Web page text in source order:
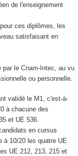
de l'enseignement
ces diplômes, les
satisfaisant en
par le Cnam-Intec, au vu
ou personnelle.
validé le M1, c'est-à-
à chacune des
et UE 536.
en cursus
à 10/20 les quatre UE
UE 212, 213, 215 et